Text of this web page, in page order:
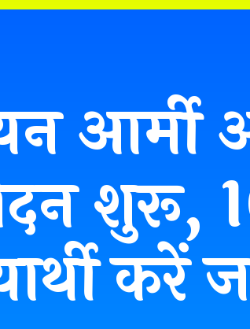
आर्मी
शुरू,